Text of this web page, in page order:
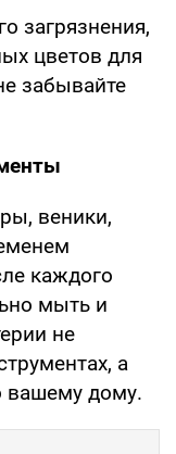
загрязнения,
цветов для
забывайте
веники,
каждого
мыть и
не
а
вашему дому.